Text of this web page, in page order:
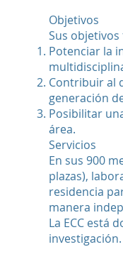
Objetivos
Sus
Potenciar la
Contribuir al
generación
Posibilitar
área.
Servicios
En sus 900
plazas),
residencia
manera
La ECC está
investigación.​